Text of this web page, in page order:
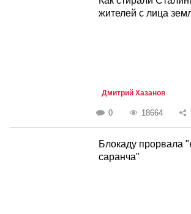
жителей с лица
Дмитрий Хазанов
0 18664
Блокаду прорвала
саранча"